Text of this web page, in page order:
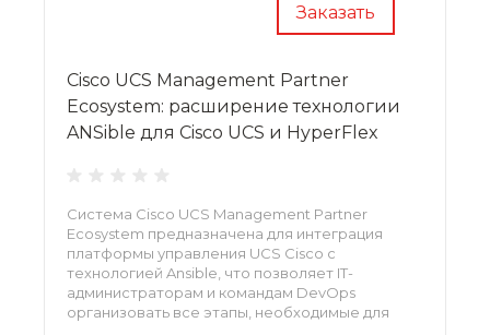
Заказать
Cisco UCS Management Partner
Ecosystem: расширение технологии
ANSible для Cisco UCS и HyperFlex
Система Cisco UCS Management Partner
Ecosystem предназначена для интеграция
платформы управления UCS Cisco с
технологией Ansible, что позволяет IT-
администраторам и командам DevOps
организовать все этапы, необходимые для